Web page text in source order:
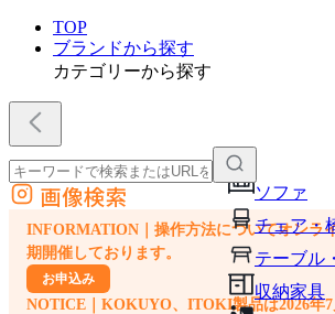
TOP
ブランドから探す
カテゴリーから探す
ソファ
チェア・
テーブル
収納家具
外部サイトの商品をカートに追加
他のサイトで見つけた商品ページのURLを貼り付けて、カートに追加
画像検索
INFORMATION｜操作方法についてオンラ
期開催しております。
お申込み
NOTICE｜KOKUYO、ITOKI製品は2026年